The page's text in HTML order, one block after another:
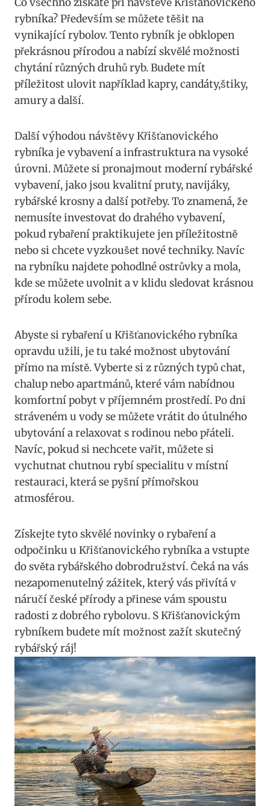
Co všechno získáte při návštěvě Křišťanovického
rybníka? Především se můžete těšit na
vynikající rybolov. Tento rybník je obklopen
překrásnou přírodou a nabízí skvělé možnosti
chytání různých druhů ryb. Budete mít
příležitost ulovit například kapry, candáty,štiky,
amury a další.
Další výhodou návštěvy Křišťanovického
rybníka je vybavení a infrastruktura na vysoké
úrovni. Můžete si pronajmout moderní rybářské
vybavení, jako jsou kvalitní pruty, navijáky,
rybářské krosny a další potřeby. To znamená, že
nemusíte investovat do drahého vybavení,
pokud rybaření praktikujete jen příležitostně
nebo si chcete vyzkoušet nové techniky. Navíc
na rybníku najdete pohodlné ostrůvky a mola,
kde se můžete uvolnit a v klidu sledovat krásnou
přírodu kolem sebe.
Abyste si rybaření u Křišťanovického rybníka
opravdu užili, je tu také možnost ubytování
přímo na místě. Vyberte si z různých typů chat,
chalup nebo apartmánů, které vám nabídnou
komfortní pobyt v příjemném prostředí. Po dni
stráveném u vody se můžete vrátit do útulného
ubytování a relaxovat s rodinou nebo přáteli.
Navíc, pokud si nechcete vařit, můžete si
vychutnat chutnou rybí specialitu v místní
restauraci, která se pyšní přímořskou
atmosférou.
Získejte tyto skvělé novinky o rybaření a
odpočinku u Křišťanovického rybníka a vstupte
do světa rybářského dobrodružství. Čeká na vás
nezapomenutelný zážitek, který vás přivítá v
náručí české přírody a přinese vám spoustu
radosti z dobrého rybolovu. S Křišťanovickým
rybníkem budete mít možnost zažít skutečný
rybářský ráj!